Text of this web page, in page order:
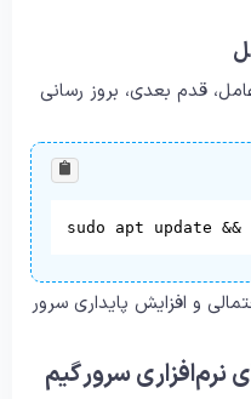
قدم بعدی، بروز رسانی
sudo apt update
و افزایش پایداری سرور
سرور گیم